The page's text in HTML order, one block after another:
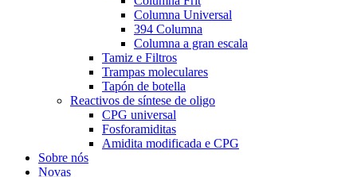
Columna Universal
394 Columna
Columna a gran escala
Tamiz e Filtros
Trampas moleculares
Tapón de botella
Reactivos de síntese de oligo
CPG universal
Fosforamiditas
Amidita modificada e CPG
Sobre nós
Novas